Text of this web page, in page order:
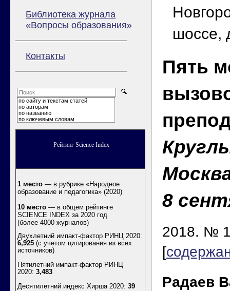
Библиотека журнала
«Вопросы образования»
Контакты
по сайту и текстам статей
по авторам
по названию
по ключевым словам
Рейтинг Science Index
1 место — в рубрике «Народное
образование и педагогика» (2020)
10 место — в общем рейтинге
SCIENCE INDEX за 2020 год
(более 4000 журналов)
Двухлетний импакт-фактор РИНЦ 2020:
6,925 (с учетом цитирования из всех
источников)
Пятилетний импакт-фактор РИНЦ
2020: 3,483
Десятилетний индекс Хирша 2020: 39
шоссе,
Пять
8
2018. №
[
Радаев